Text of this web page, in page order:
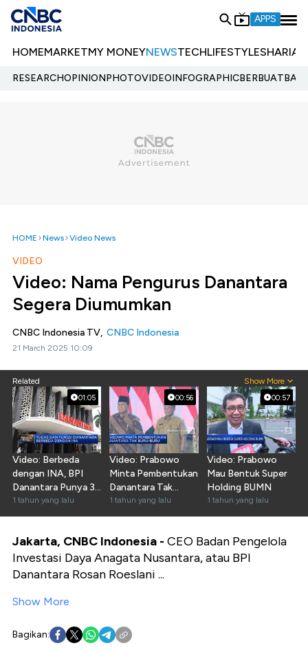
APPS
HOMEMARKETMY MONEYNEWSTECHLIFESTYLESHARIA
RESEARCHOPINIONPHOTOVIDEOINFOGRAPHIC
HOME News Video News
VIDEO
Video: Nama Pengurus Danantara
Segera Diumumkan
CNBC Indonesia TV, CNBC Indonesia
21 March 2025 10:09
Related Show More
01:05
Video: Berbeda
dengan INA, BPI
Danantara Punya 3
Fungsi Utama
1 tahun yang lalu
00:56
Video: Prabowo
Minta Pembentukan
Danantara Tak
Buru-Buru
1 tahun yang lalu
00:57
Video: Prabowo
Mau Bentuk Super
Holding BUMN
1 tahun yang lalu
Jakarta, CNBC Indonesia - CEO Badan Pengelola
Investasi Daya Anagata Nusantara, atau BPI
Danantara Rosan Roeslani ...
Show More
Bagikan: